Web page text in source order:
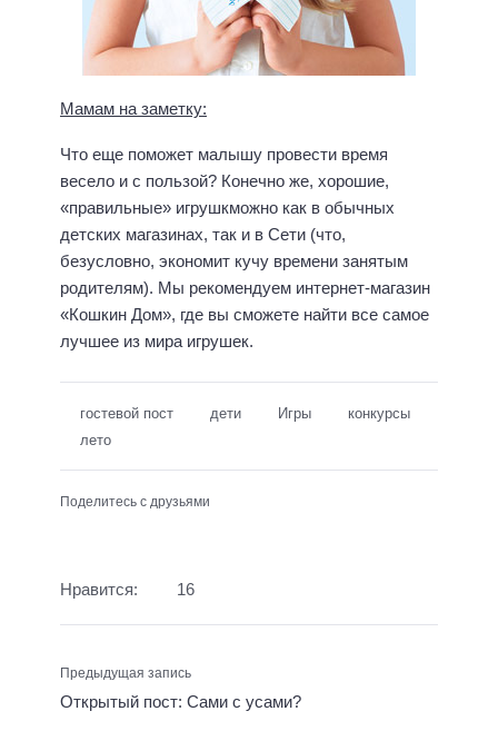
Мамам на заметку:
Что еще поможет малышу провести время
весело и с пользой? Конечно же, хорошие,
«правильные» игрушкможно как в обычных
детских магазинах, так и в Сети (что,
безусловно, экономит кучу времени занятым
родителям). Мы рекомендуем интернет-магазин
«Кошкин Дом», где вы сможете найти все самое
лучшее из мира игрушек.
гостевой пост дети Игры
конкурсы
лето
Поделитесь с друзьями
Нравится: 16
Предыдущая запись
Открытый пост: Сами с усами?